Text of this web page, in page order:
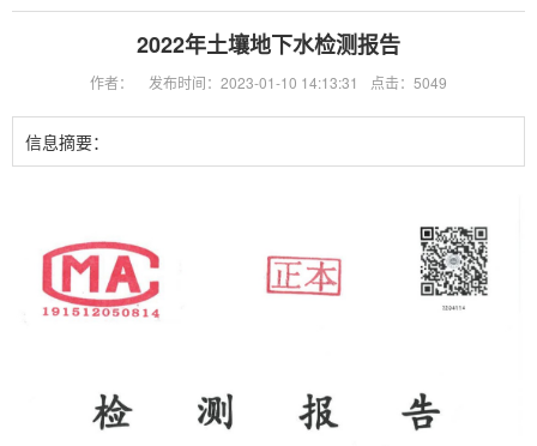
2022年土壤地下水检测报告
作者： 发布时间：2023-01-10 14:13:31 点击：5049
信息摘要：